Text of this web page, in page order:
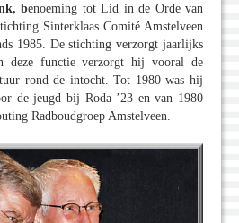
benoeming tot Lid in de Orde van
Sinterklaas Comité Amstelveen
1985. De stichting verzorgt jaarlijks
deze functie verzorgt hij vooral de
rond de intocht. Tot 1980 was hij
de jeugd bij Roda ’23 en van 1980
Radboudgroep Amstelveen.